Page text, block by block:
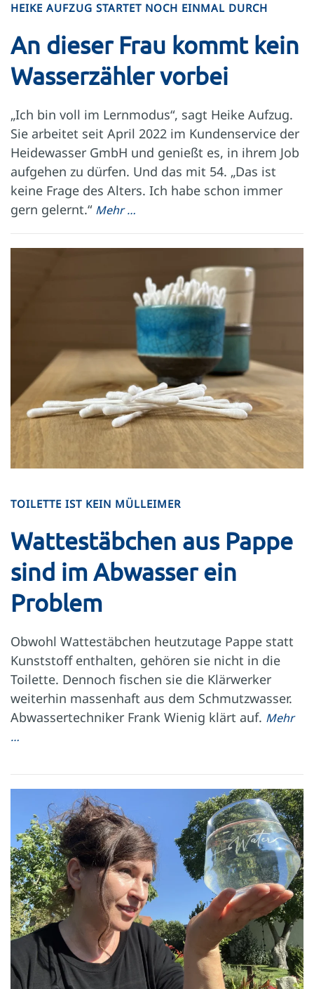
HEIKE AUFZUG STARTET NOCH EINMAL DURCH
An dieser Frau kommt kein
Wasserzähler vorbei
„Ich bin voll im Lernmodus“, sagt Heike Aufzug.
Sie arbeitet seit April 2022 im Kundenservice der
Heidewasser GmbH und genießt es, in ihrem Job
aufgehen zu dürfen. Und das mit 54. „Das ist
keine Frage des Alters. Ich habe schon immer
gern gelernt.“ Mehr …
TOILETTE IST KEIN MÜLLEIMER
Wattestäbchen aus Pappe
sind im Abwasser ein
Problem
Obwohl Watte­stäbchen heutzutage Pappe statt
Kunststoff enthalten, gehören sie nicht in die
Toilette. Dennoch fischen sie die Klärwerker
weiterhin massenhaft aus dem Schmutzwasser.
Abwassertechniker Frank Wienig klärt auf. Mehr
…